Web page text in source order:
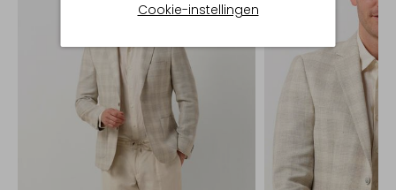
Cookie-instellingen